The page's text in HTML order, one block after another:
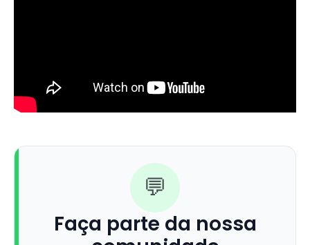
💬
Faça parte da nossa